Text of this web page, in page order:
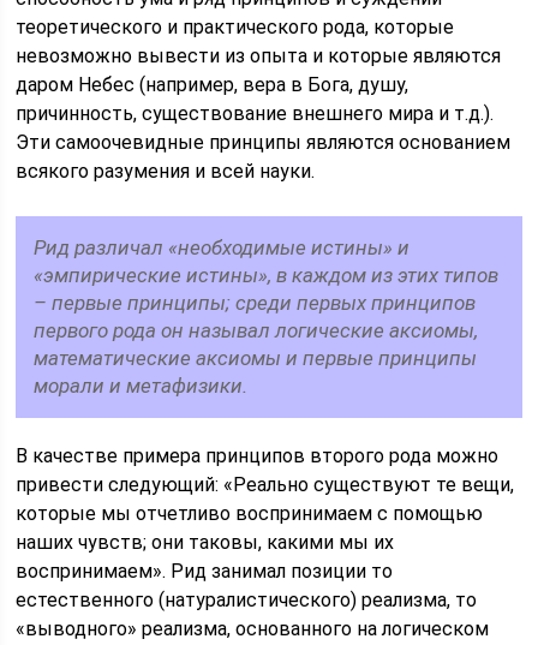
теоретического и практического рода, которые
невозможно вывести из опыта и которые являются
даром Небес (например, вера в Бога, душу,
причинность, существование внешнего мира и т.д.).
Эти самоочевидные принципы являются основанием
всякого разумения и всей науки.
Рид различал «необходимые истины» и
«эмпирические истины», в каждом из этих типов
– первые принципы; среди первых принципов
первого рода он называл логические аксиомы,
математические аксиомы и первые принципы
морали и метафизики.
В качестве примера принципов второго рода можно
привести следующий: «Реально существуют те вещи,
которые мы отчетливо воспринимаем с помощью
наших чувств; они таковы, какими мы их
воспринимаем». Рид занимал позиции то
естественного (натуралистического) реализма, то
«выводного» реализма, основанного на логическом